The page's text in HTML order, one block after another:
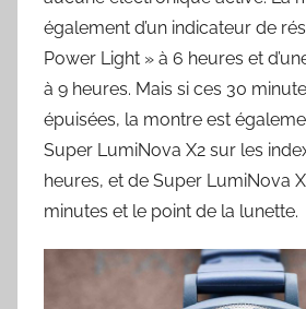
également d’un indicateur de
Power Light » à 6 heures et
à 9 heures. Mais si ces 30
épuisées, la montre est
Super LumiNova X2 sur les
heures, et de Super LumiNova
minutes et le point de la lunette.